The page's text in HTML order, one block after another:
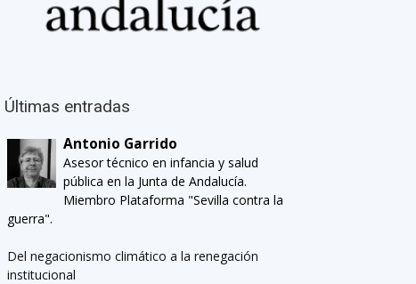
Últimas entradas
Antonio Garrido
Asesor técnico en infancia y salud
pública en la Junta de Andalucía.
Miembro Plataforma "Sevilla contra la
guerra".
Del negacionismo climático a la renegación
institucional